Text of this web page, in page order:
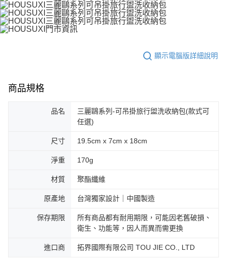
顯示電腦版詳細說明
商品規格
品名
三麗鷗系列-可吊掛旅行盥洗收納包(款式可
任選)
尺寸 19.5cm x 7cm x 18cm
淨重 170g
材質 聚酯纖維
原產地 台灣獨家設計｜中國製造
保存期限
所有商品都有耐用期限，可能因老舊破損、
衛生、功能等，因人而異而需更換
進口商 拓界國際有限公司 TOU JIE CO., LTD